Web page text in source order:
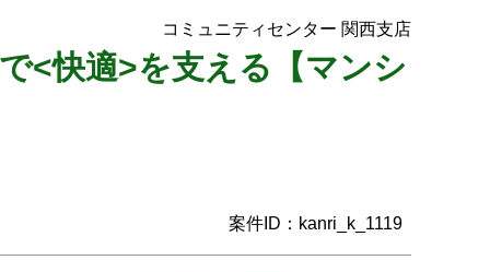
コミュニティセンター 関西支店
<快適>を支える【マンシ
案件ID：kanri_k_1119